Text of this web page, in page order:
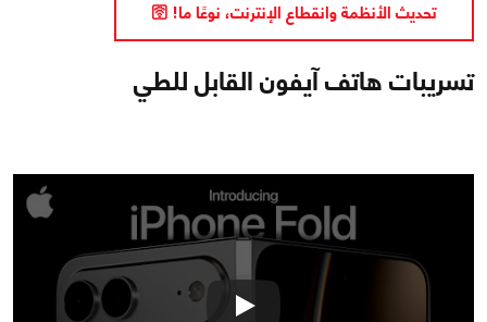
تحديث الأنظمة وانقطاع الإنترنت، نوعًا ما! 🛜
تسريبات هاتف آيفون القابل للطي